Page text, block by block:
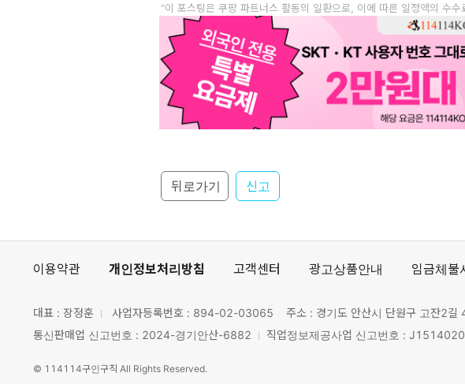
"이 포스팅은 쿠팡 파트너스 활동의 일환으로, 이에 따른 일정액의 수
뒤로가기 신고
이용약관 개인정보처리방침 고객센터 광고상품안내 임금체불
대표 : 장정훈 사업자등록번호 : 894-02-03065
주소 : 경기도 안산시 단원구 고잔2
통신판매업 신고번호 : 2024-경기안산-6882
직업정보제공사업 신고번호 :
© 114114구인구직 All Rights Reserved.